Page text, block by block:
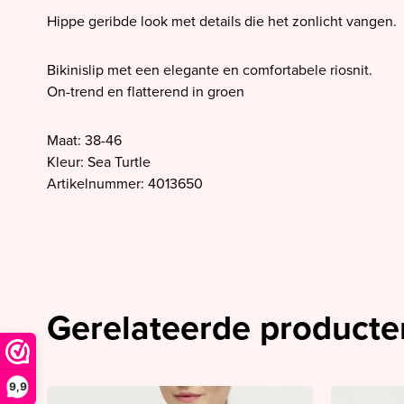
9,9
SALE PrimaDonna Swim
SALE Ten Cate
Hippe geribde look met details die het zonlicht vangen.
Bikinislip met een elegante en comfortabele riosnit.
On-trend en flatterend in groen
Maat: 38-46
Kleur: Sea Turtle
Artikelnummer: 4013650
Gerelateerde